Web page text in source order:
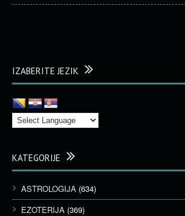
IZABERITE JEZIK
KATEGORIJE
ASTROLOGIJA (634)
EZOTERIJA (369)